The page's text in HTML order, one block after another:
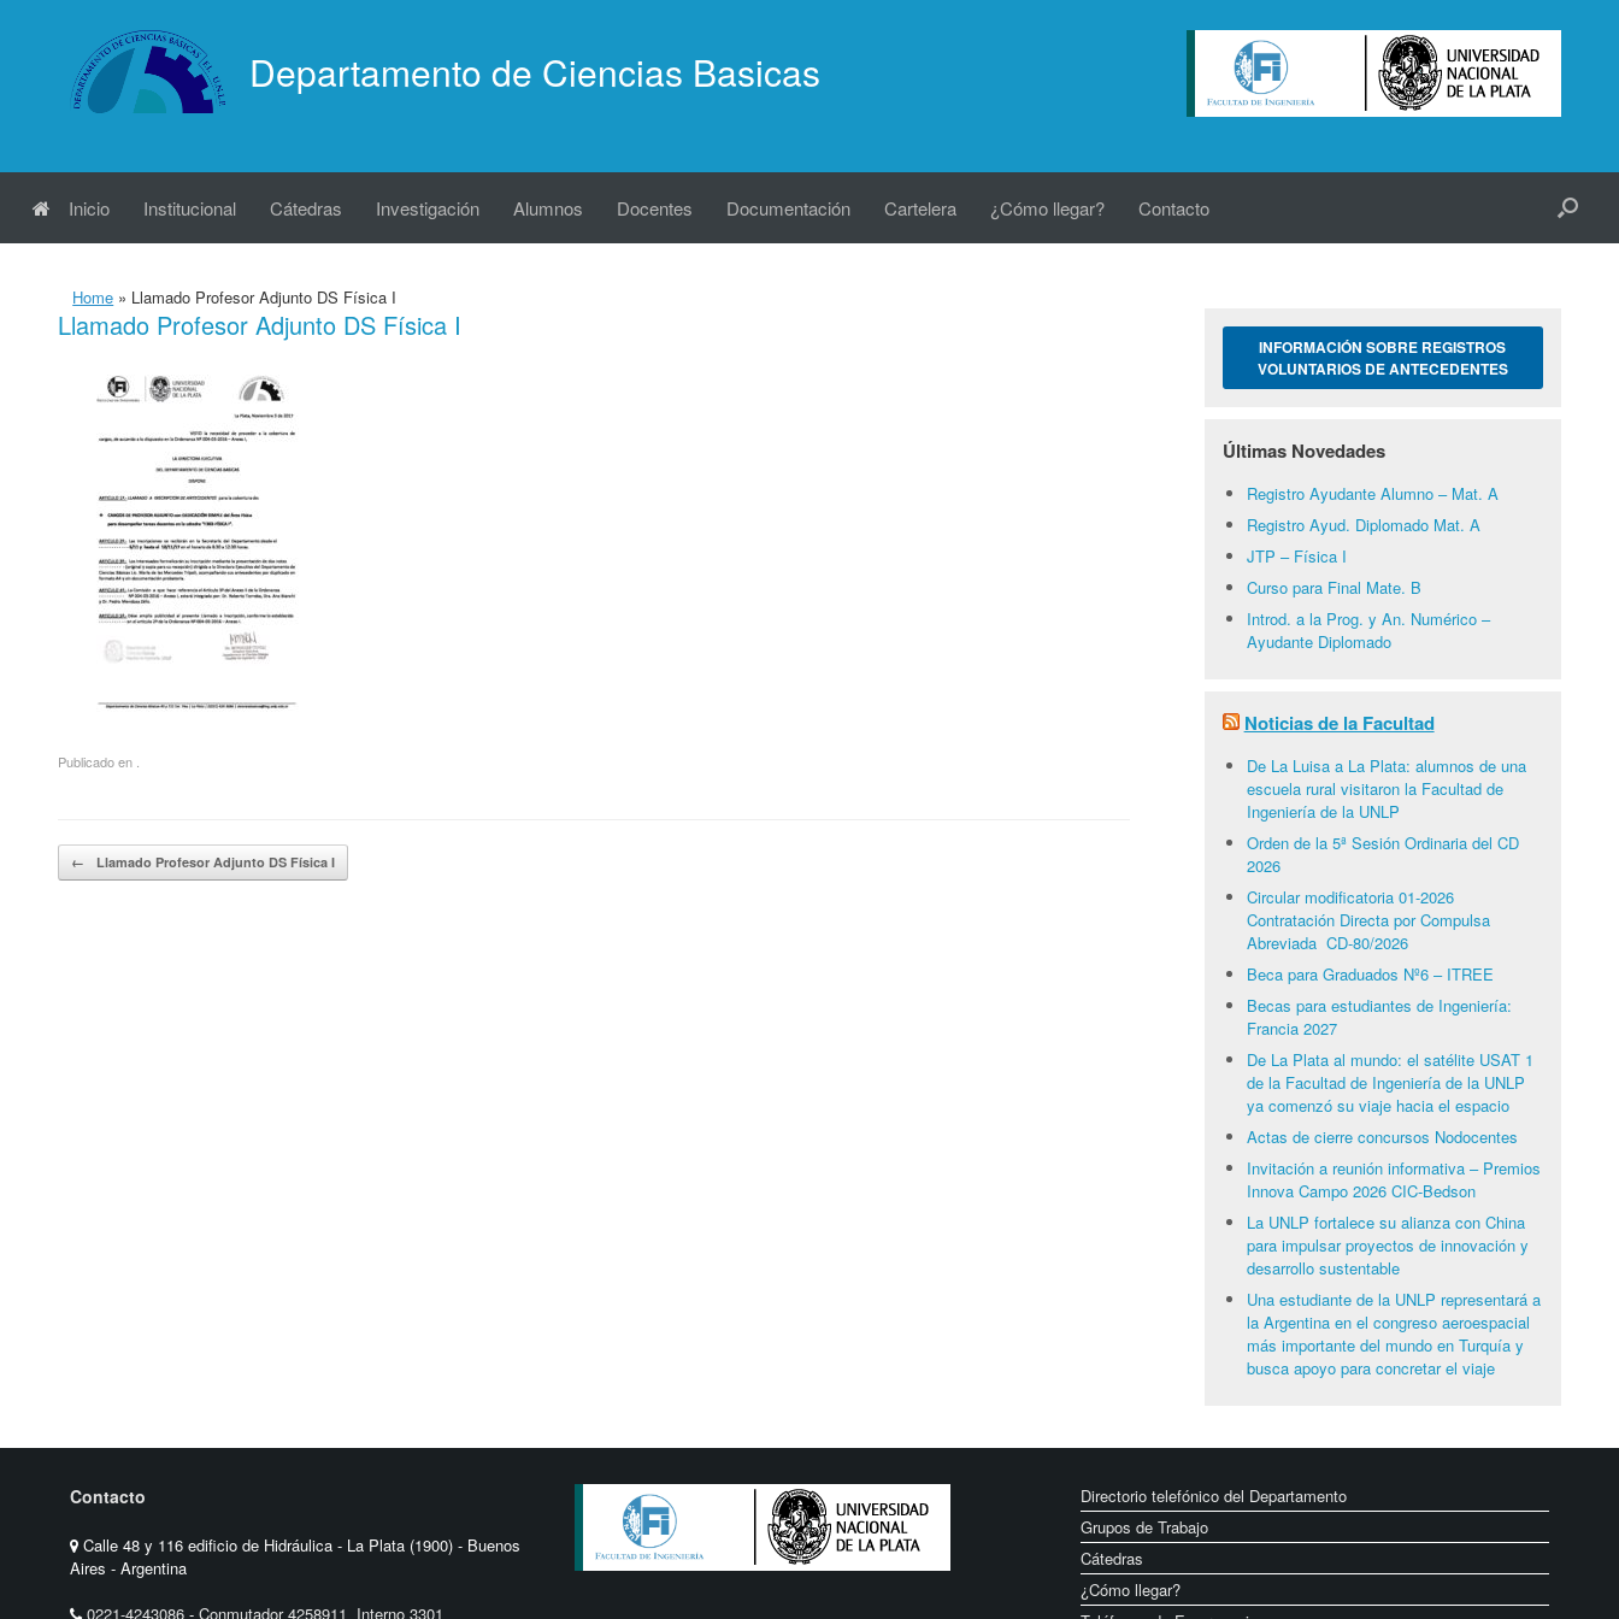
Departamento de Ciencias Basicas
Inicio Institucional Cátedras Investigación Alumnos Docentes Documentación Cartelera ¿Cómo llegar? Contacto
Home » Llamado Profesor Adjunto DS Física I
Llamado Profesor Adjunto DS Física I
Publicado en .
Navegador de artículos
← Llamado Profesor Adjunto DS Física I
INFORMACIÓN SOBRE REGISTROS
VOLUNTARIOS DE ANTECEDENTES
Últimas Novedades
Registro Ayudante Alumno – Mat. A
Registro Ayud. Diplomado Mat. A
JTP – Física I
Curso para Final Mate. B
Introd. a la Prog. y An. Numérico –
Ayudante Diplomado
Noticias de la Facultad
De La Luisa a La Plata: alumnos de una
escuela rural visitaron la Facultad de
Ingeniería de la UNLP
Orden de la 5ª Sesión Ordinaria del CD
2026
Circular modificatoria 01-2026
Contratación Directa por Compulsa
Abreviada CD-80/2026
Beca para Graduados Nº6 – ITREE
Becas para estudiantes de Ingeniería:
Francia 2027
De La Plata al mundo: el satélite USAT 1
de la Facultad de Ingeniería de la UNLP
ya comenzó su viaje hacia el espacio
Actas de cierre concursos Nodocentes
Invitación a reunión informativa – Premios
Innova Campo 2026 CIC-Bedson
La UNLP fortalece su alianza con China
para impulsar proyectos de innovación y
desarrollo sustentable
Una estudiante de la UNLP representará a
la Argentina en el congreso aeroespacial
más importante del mundo en Turquía y
busca apoyo para concretar el viaje
Contacto
Calle 48 y 116 edificio de Hidráulica - La Plata (1900) - Buenos
Aires - Argentina
0221-4243086 -Conmutador 4258911 Interno 3301
Directorio telefónico del Departamento
Grupos de Trabajo
Cátedras
¿Cómo llegar?